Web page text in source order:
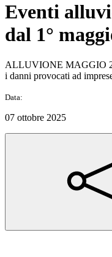
Eventi
dal 1°
ALLUVIONE MAGGIO
i danni provocati ad
Data:
07 ottobre 2025